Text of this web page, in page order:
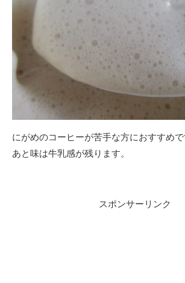
にがめのコーヒーが苦手な方におすすめで
あと味は牛乳感が残ります。
スポンサーリンク